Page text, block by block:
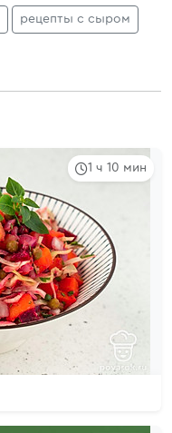
рецепты с сыром
1 ч 10 мин